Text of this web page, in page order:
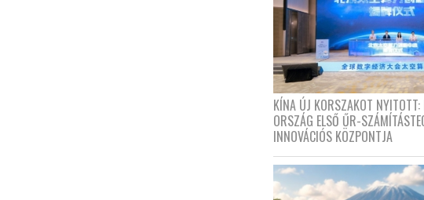
KÍNA ÚJ KORSZAKOT NYITOTT:
ORSZÁG ELSŐ ŰR-
INNOVÁCIÓS KÖZPONTJA